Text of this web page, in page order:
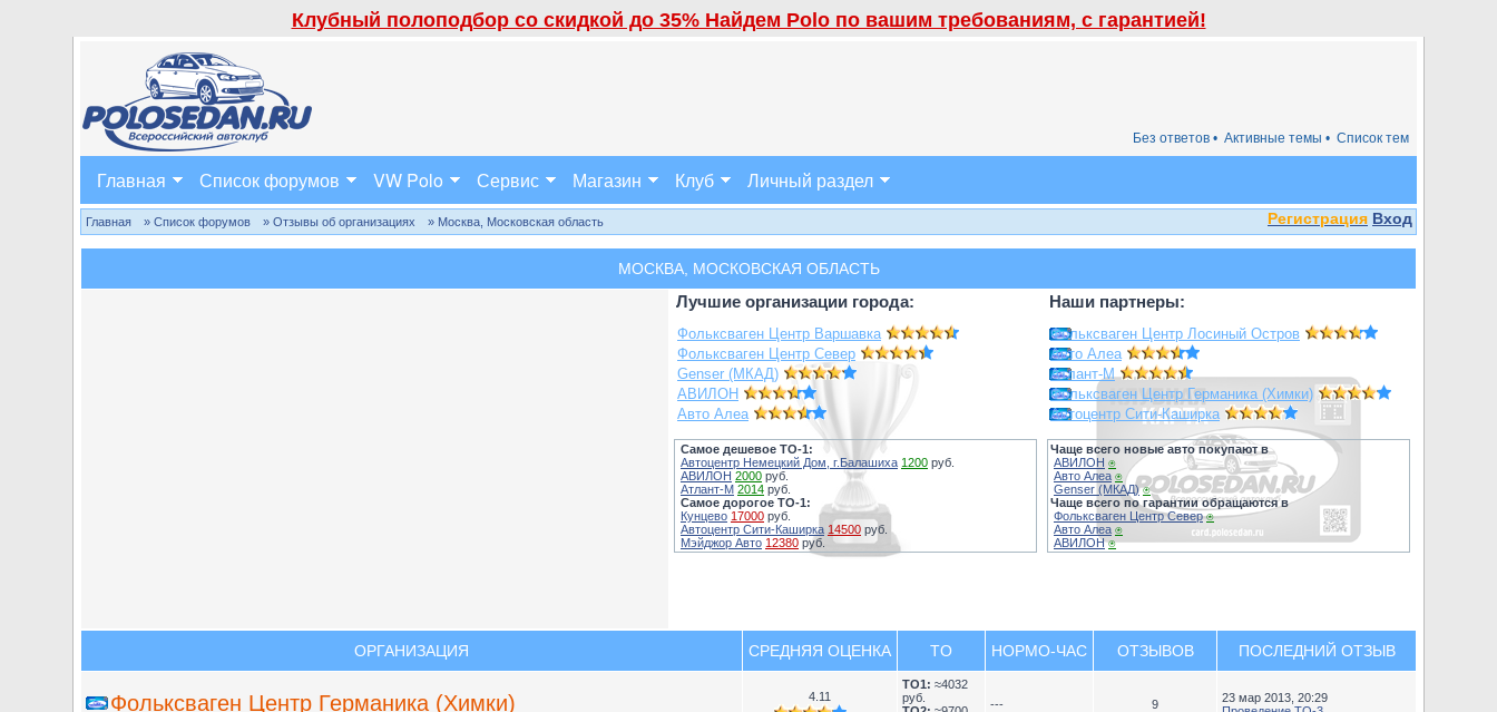
Клубный полоподбор со скидкой до 35% Найдем Polo по вашим требованиям, с гарантией!
Список тем
Активные темы •
Без ответов •
Главная Список форумов VW Polo Сервис Магазин Клуб Личный раздел
Регистрация Вход
Главная » Список форумов » Отзывы об организациях » Москва, Московская область
МОСКВА, МОСКОВСКАЯ ОБЛАСТЬ
Лучшие организации города:
Фольксваген Центр Варшавка
Фольксваген Центр Север
Genser (МКАД)
АВИЛОН
Авто Алеа
Самое дешевое ТО-1:
Автоцентр Немецкий Дом, г.Балашиха 1200 руб.
АВИЛОН 2000 руб.
Атлант-М 2014 руб.
Самое дорогое ТО-1:
Кунцево 17000 руб.
Автоцентр Сити-Каширка 14500 руб.
Мэйджор Авто 12380 руб.
Наши партнеры:
Фольксваген Центр Лосиный Остров
Авто Алеа
Атлант-М
Фольксваген Центр Германика (Химки)
Автоцентр Сити-Каширка
Чаще всего новые авто покупают в
АВИЛОН ⍟
Авто Алеа ⍟
Genser (МКАД) ⍟
Чаще всего по гарантии обращаются в
Фольксваген Центр Север ⍟
Авто Алеа ⍟
АВИЛОН ⍟
ОРГАНИЗАЦИЯ СРЕДНЯЯ ОЦЕНКА TO НОРМО-ЧАС ОТЗЫВОВ ПОСЛЕДНИЙ ОТЗЫВ
Фольксваген Центр Германика (Химки) 4.11
TO1: ≈4032
руб.
--- 9
23 мар 2013, 20:29